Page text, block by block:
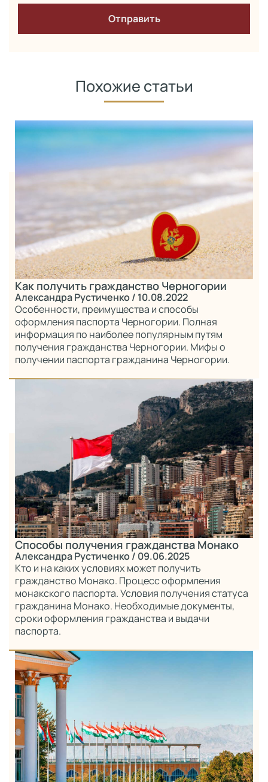
Похожие статьи
Как получить гражданство Черногории
Александра Рустиченко/ 10.08.2022
Особенности, преимущества и способы
оформления паспорта Черногории. Полная
информация по наиболее популярным путям
получения гражданства Черногории. Мифы о
получении паспорта гражданина Черногории.
Способы получения гражданства Монако
Александра Рустиченко/ 09.06.2025
Кто и на каких условиях может получить
гражданство Монако. Процесс оформления
монакского паспорта. Условия получения статуса
гражданина Монако. Необходимые документы,
сроки оформления гражданства и выдачи
паспорта.